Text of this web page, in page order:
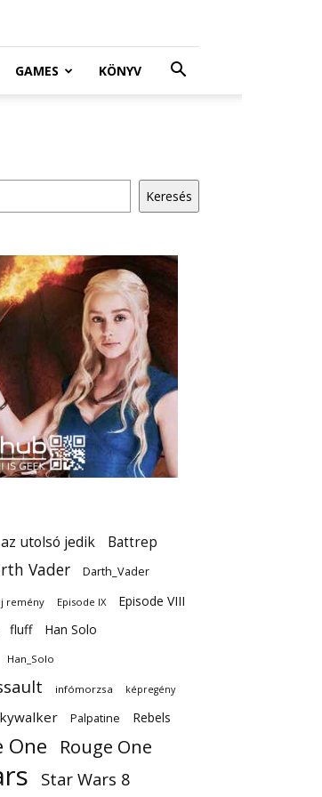
GAMES KÖNYV
Keresés
az utolsó jedik Battrep
Vader Darth_Vader
remény Episode IX Episode VIII
fluff Han Solo
Han_Solo
infómorzsa képregény
Palpatine
Rebels
One Rouge One
Star Wars 8